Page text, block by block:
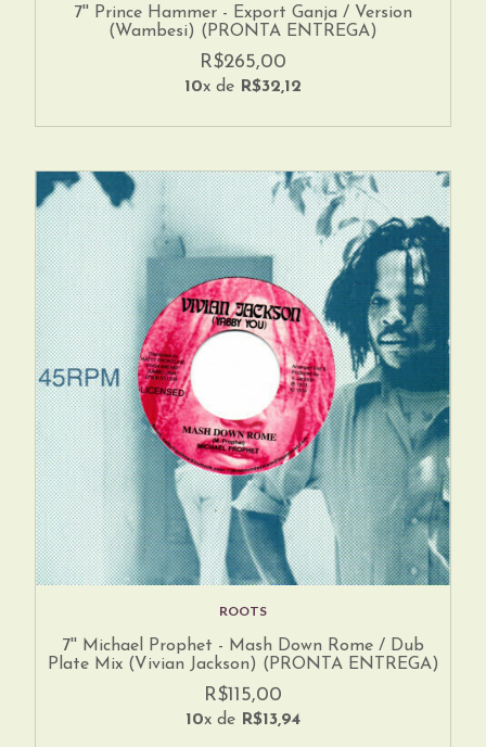
7'' Prince Hammer - Export Ganja / Version
(Wambesi) (PRONTA ENTREGA)
R$265,00
10x de R$32,12
ROOTS
7'' Michael Prophet - Mash Down Rome / Dub
Plate Mix (Vivian Jackson) (PRONTA ENTREGA)
R$115,00
10x de R$13,94